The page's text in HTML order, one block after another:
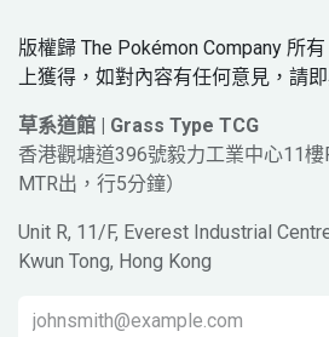
版權歸 The Pokémon Company 所
上獲得，如對內容有任何意見，請
草系道館 | Grass Type TCG
香港觀塘道396號毅力工業中心11
MTR出，行5分鐘）
Unit R, 11/F, Everest Industrial
Kwun Tong, Hong Kong